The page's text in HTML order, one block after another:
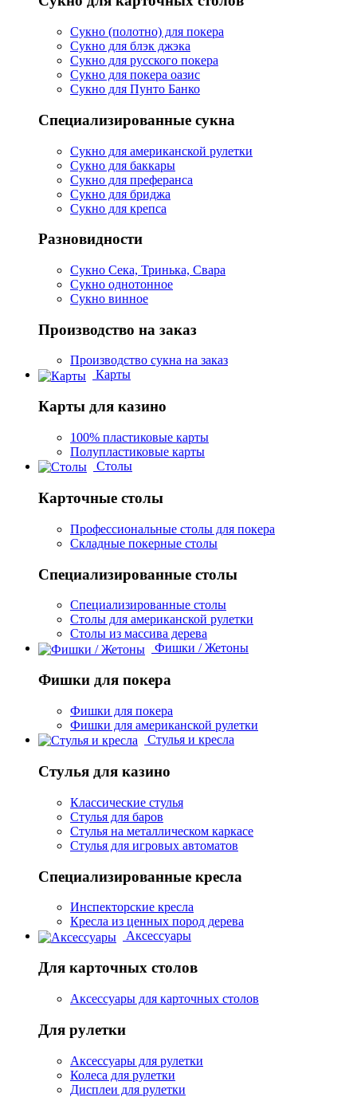
Сукно (полотно) для покера
Сукно для блэк джэка
Сукно для русского покера
Сукно для покера оазис
Сукно для Пунто Банко
Специализированные сукна
Сукно для американской рулетки
Сукно для баккары
Сукно для преферанса
Сукно для бриджа
Сукно для крепса
Разновидности
Сукно Сека, Тринька, Свара
Сукно однотонное
Сукно винное
Производство на заказ
Производство сукна на заказ
Карты
Карты для казино
100% пластиковые карты
Полупластиковые карты
Столы
Карточные столы
Профессиональные столы для покера
Складные покерные столы
Специализированные столы
Специализированные столы
Столы для американской рулетки
Столы из массива дерева
Фишки / Жетоны
Фишки для покера
Фишки для покера
Фишки для американской рулетки
Стулья и кресла
Стулья для казино
Классические стулья
Стулья для баров
Стулья на металлическом каркасе
Стулья для игровых автоматов
Специализированные кресла
Инспекторские кресла
Кресла из ценных пород дерева
Аксессуары
Для карточных столов
Аксессуары для карточных столов
Для рулетки
Аксессуары для рулетки
Колеса для рулетки
Дисплеи для рулетки